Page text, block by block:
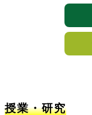
授業・研究